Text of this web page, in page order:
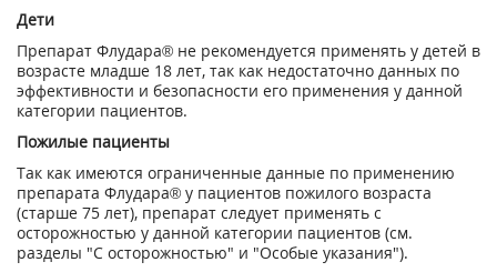
Дети
Препарат Флудара® не рекомендуется применять у детей в
возрасте младше 18 лет, так как недостаточно данных по
эффективности и безопасности его применения у данной
категории пациентов.
Пожилые пациенты
Так как имеются ограниченные данные по применению
препарата Флудара® у пациентов пожилого возраста
(старше 75 лет), препарат следует применять с
осторожностью у данной категории пациентов (см.
разделы "С осторожностью" и "Особые указания").